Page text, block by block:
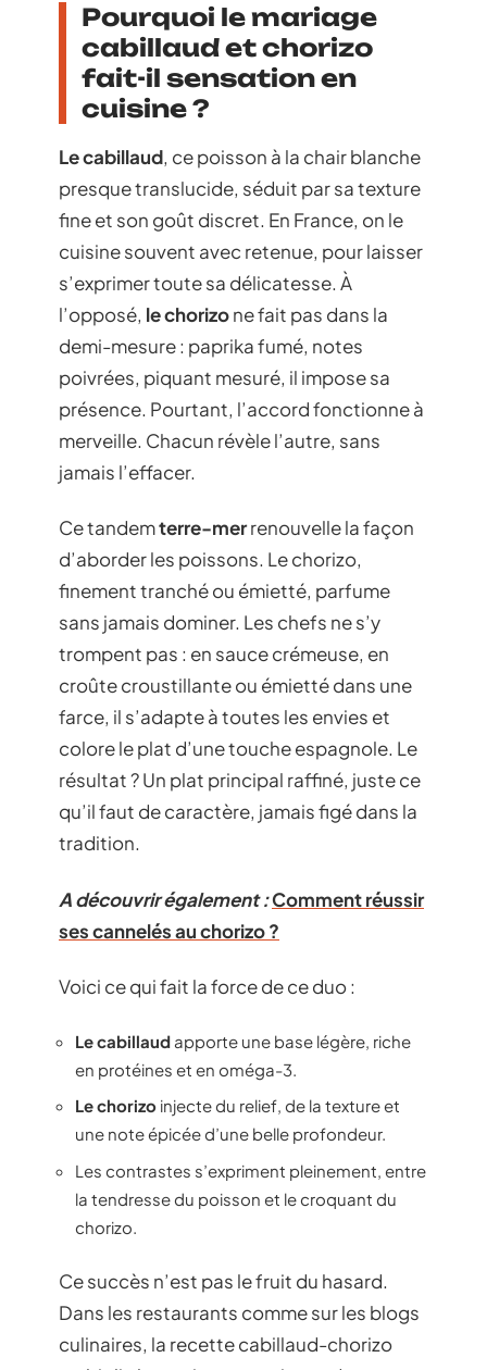
Pourquoi le mariage
cabillaud et chorizo
fait-il sensation en
cuisine ?
Le cabillaud, ce poisson à la chair blanche
presque translucide, séduit par sa texture
fine et son goût discret. En France, on le
cuisine souvent avec retenue, pour laisser
s’exprimer toute sa délicatesse. À
l’opposé, le chorizone fait pas dans la
demi-mesure : paprika fumé, notes
poivrées, piquant mesuré, il impose sa
présence. Pourtant, l’accord fonctionne à
merveille. Chacun révèle l’autre, sans
jamais l’effacer.
Ce tandemterre-merrenouvelle la façon
d’aborder les poissons. Le chorizo,
finement tranché ou émietté, parfume
sans jamais dominer. Les chefs ne s’y
trompent pas : en sauce crémeuse, en
croûte croustillante ou émietté dans une
farce, il s’adapte à toutes les envies et
colore le plat d’une touche espagnole. Le
résultat ? Un plat principal raffiné, juste ce
qu’il faut de caractère, jamais figé dans la
tradition.
A découvrir également :Comment réussir
ses cannelés au chorizo ?
Voici ce qui fait la force de ce duo :
Le cabillaud apporte une base légère, riche
en protéines et en oméga-3.
Le chorizo injecte du relief, de la texture et
une note épicée d’une belle profondeur.
Les contrastes s’expriment pleinement, entre
la tendresse du poisson et le croquant du
chorizo.
Ce succès n’est pas le fruit du hasard.
Dans les restaurants comme sur les blogs
culinaires, la recette cabillaud-chorizo